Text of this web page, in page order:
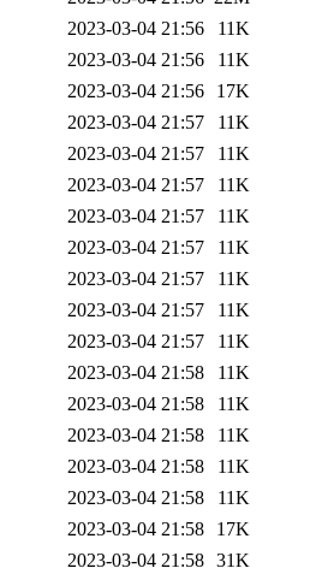
2023-03-04 21:56
11K
2023-03-04 21:56
11K
2023-03-04 21:56
17K
2023-03-04 21:57
11K
2023-03-04 21:57
11K
2023-03-04 21:57
11K
2023-03-04 21:57
11K
2023-03-04 21:57
11K
2023-03-04 21:57
11K
2023-03-04 21:57
11K
2023-03-04 21:57
11K
2023-03-04 21:58
11K
2023-03-04 21:58
11K
2023-03-04 21:58
11K
2023-03-04 21:58
11K
2023-03-04 21:58
11K
2023-03-04 21:58
17K
2023-03-04 21:58 31K